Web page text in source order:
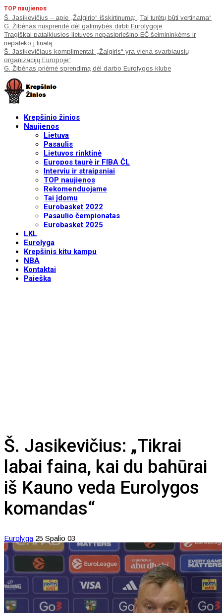
TOP naujienos
Š. Jasikevičius – apie „Žalgirio“ išskirtinumą: „Tai turėtų būti vertinama“
G. Žibėnas nusprendė dėl galimybės dirbti Eurolygoje
Tragiškai pataikiusios lietuvės nepasipriešino EČ šeimininkėms ir
nepateko į finalą
Š. Jasikevičiaus komplimentai: „Žalgiris“ yra viena svarbiausių
organizacijų Europoje“
G. Žibėnas priėmė sprendimą dėl darbo Eurolygos klube
Krepšinio žinios
Naujienos
Lietuva
Pasaulis
Lietuvos rinktinė
Europos taurė ir FIBA ČL
Interviu ir straipsniai
TOP naujienos
Rekomenduojame
Tai įdomu
Eurobasket 2022
Pasaulio čempionatas
Eurobasket 2025
LKL
Eurolyga
Krepšinis kitu kampu
NBA
Kontaktai
Paieška
Š. Jasikevičius: „Tikrai
labai faina, kai du bahūrai
iš Kauno veda Eurolygos
komandas“
Eurolyga 25 Spalio 03